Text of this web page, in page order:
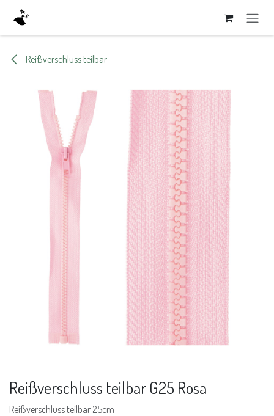
Zum Inhalt springen
Reißverschluss teilbar
Reißverschluss teilbar G25 Rosa
Reißverschluss teilbar 25cm